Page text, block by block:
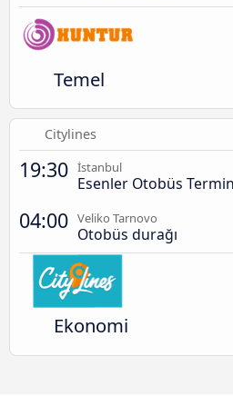
Temel
Citylines
19:30 İstanbul
Esenler Otobüs
04:00 Veliko Tarnovo
Otobüs durağı
Ekonomi